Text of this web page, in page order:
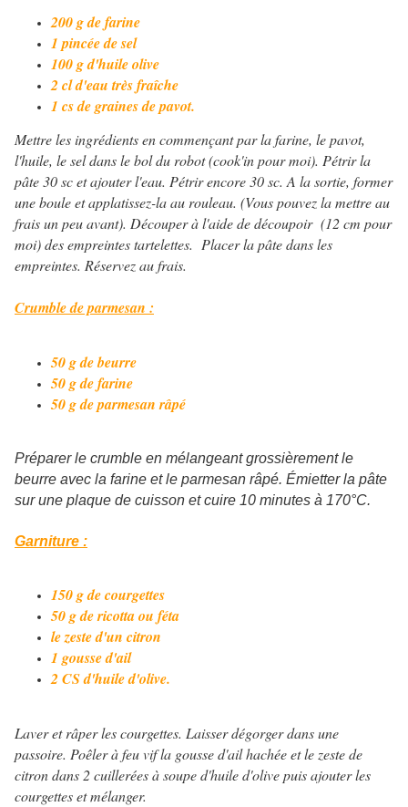
200 g de farine
1 pincée de sel
100 g d'huile olive
2 cl d'eau très fraîche
1 cs de graines de pavot.
Mettre les ingrédients en commençant par la farine, le pavot,
l'huile, le sel dans le bol du robot (cook'in pour moi). Pétrir la
pâte 30 sc et ajouter l'eau. Pétrir encore 30 sc. A la sortie, former
une boule et applatissez-la au rouleau. (Vous pouvez la mettre au
frais un peu avant). Découper à l'aide de découpoir (12 cm pour
moi) des empreintes tartelettes. Placer la pâte dans les
empreintes. Réservez au frais.
Crumble de parmesan :
50 g de beurre
50 g de farine
50 g de parmesan râpé
Préparer le crumble en mélangeant grossièrement le
beurre avec la farine et le parmesan râpé. Émietter la pâte
sur une plaque de cuisson et cuire 10 minutes à 170°C.
Garniture :
150 g de courgettes
50 g de ricotta ou féta
le zeste d'un citron
1 gousse d'ail
2 CS d'huile d'olive.
Laver et râper les courgettes. Laisser dégorger dans une
passoire. Poêler à feu vif la gousse d'ail hachée et le zeste de
citron dans 2 cuillerées à soupe d'huile d'olive puis ajouter les
courgettes et mélanger.